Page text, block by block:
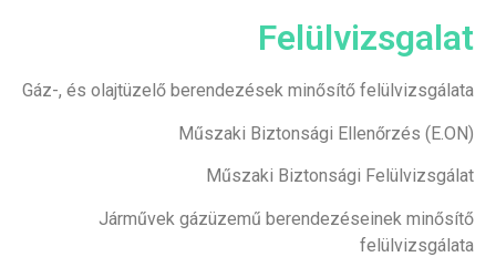
Felülvizsgalat
Gáz-, és olajtüzelő berendezések minősítő felülvizsgálata
Műszaki Biztonsági Ellenőrzés (E.ON)
Műszaki Biztonsági Felülvizsgálat
Járművek gázüzemű berendezéseinek minősítő
felülvizsgálata